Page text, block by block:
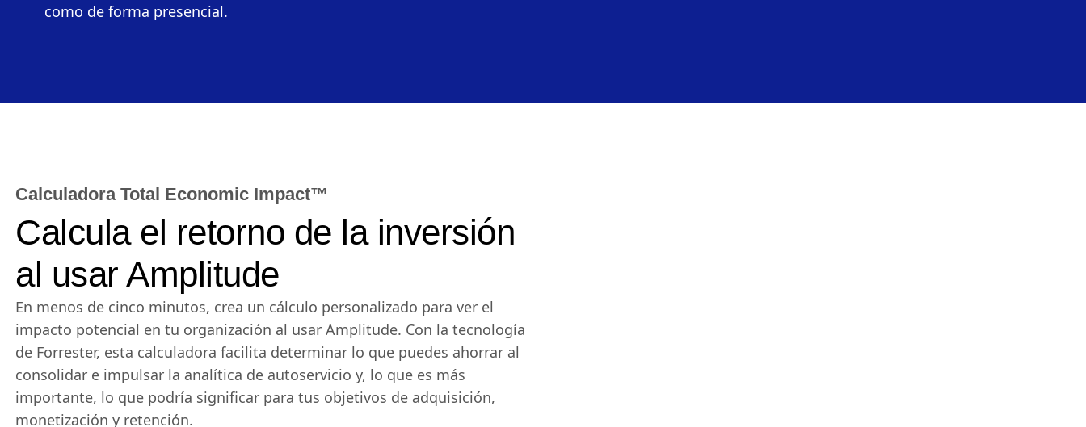
como de forma presencial.
Calculadora Total Economic Impact™
Calcula el retorno de la inversión
al usar Amplitude
En menos de cinco minutos, crea un cálculo personalizado para ver el
impacto potencial en tu organización al usar Amplitude. Con la tecnología
de Forrester, esta calculadora facilita determinar lo que puedes ahorrar al
consolidar e impulsar la analítica de autoservicio y, lo que es más
importante, lo que podría significar para tus objetivos de adquisición,
monetización y retención.